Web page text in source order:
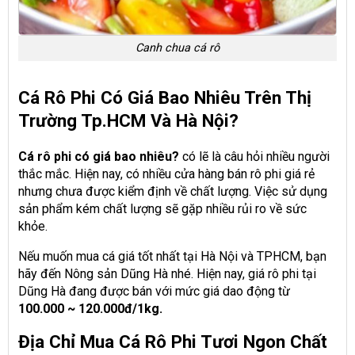
Canh chua cá rô
Cá Rô Phi Có Giá Bao Nhiêu Trên Thị
Trường Tp.HCM Và Hà Nội?
Cá rô phi có giá bao nhiêu? có lẽ là câu hỏi nhiều người
thắc mắc. Hiện nay, có nhiều cửa hàng bán rô phi giá rẻ
nhưng chưa được kiểm định về chất lượng. Việc sử dụng
sản phẩm kém chất lượng sẽ gặp nhiều rủi ro về sức
khỏe.
Nếu muốn mua cá giá tốt nhất tại Hà Nội và TPHCM, bạn
hãy đến Nông sản Dũng Hà nhé. Hiện nay, giá rô phi tại
Dũng Hà đang được bán với mức giá dao động từ
100.000 ~ 120.000đ/1kg.
Địa Chỉ Mua Cá Rô Phi Tươi Ngon Chất